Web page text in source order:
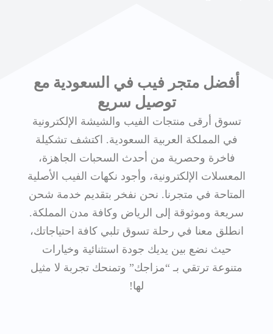
أفضل متجر فيب في السعودية مع
توصيل سريع
تسوق أرقى منتجات الفيب والشيشة الإلكترونية
في المملكة العربية السعودية. اكتشف تشكيلة
فاخرة وحصرية من أحدث السحبات الجاهزة،
المعسلات الإلكترونية، وأجود نكهات الفيب الأصلية
المتاحة في متجرنا. نحن نفخر بتقديم خدمة شحن
سريعة وموثوقة إلى الرياض وكافة مدن المملكة.
انطلق معنا في رحلة تسوق تلبي كافة احتياجاتك،
حيث نضع بين يديك جودة استثنائية وخيارات
متنوعة ترتقي بـ “مزاجك” وتمنحك تجربة لا مثيل
لها!